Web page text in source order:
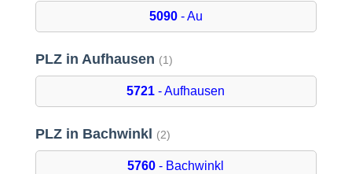
5090- Au
PLZ in Aufhausen (1)
5721 - Aufhausen
PLZ in Bachwinkl (2)
5760 - Bachwinkl